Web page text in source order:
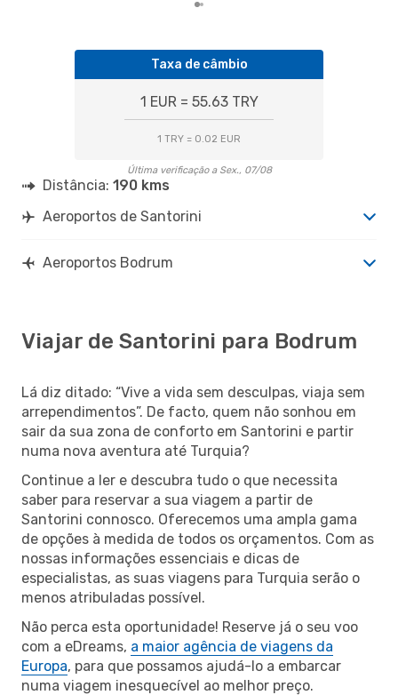
Taxa de câmbio
1 EUR = 55.63 TRY
1 TRY = 0.02 EUR
Última verificação a Sex., 07/08
Distância: 190 kms
Aeroportos de Santorini
Aeroportos Bodrum
Viajar de Santorini para Bodrum
Lá diz ditado: “Vive a vida sem desculpas, viaja sem
arrependimentos”. De facto, quem não sonhou em
sair da sua zona de conforto em Santorini e partir
numa nova aventura até Turquia?
Continue a ler e descubra tudo o que necessita
saber para reservar a sua viagem a partir de
Santorini connosco. Oferecemos uma ampla gama
de opções à medida de todos os orçamentos. Com as
nossas informações essenciais e dicas de
especialistas, as suas viagens para Turquia serão o
menos atribuladas possível.
Não perca esta oportunidade! Reserve já o seu voo
com a eDreams, a maior agência de viagens da
Europa, para que possamos ajudá-lo a embarcar
numa viagem inesquecível ao melhor preço.